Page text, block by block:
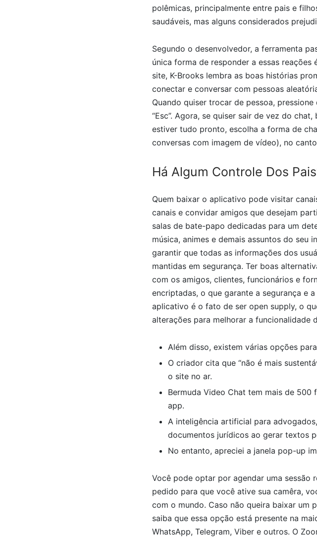
polêmicas, principalmente entre pais e
saudáveis, mas alguns considerados
Segundo o desenvolvedor, a ferramenta
única forma de responder a essas
site, K-Brooks lembra as boas histórias
conectar e conversar com pessoas
Quando quiser trocar de pessoa,
“Esc”. Agora, se quiser sair de vez do
estiver tudo pronto, escolha a forma de
conversas com imagem de vídeo), no
Há Algum Controle Dos
Quem baixar o aplicativo pode visitar
canais e convidar amigos que desejam
salas de bate-papo dedicadas para um
música, animes e demais assuntos do seu
garantir que todas as informações dos
mantidas em segurança. Ter boas
com os amigos, clientes, funcionários e
encriptadas, o que garante a segurança e
aplicativo é o fato de ser open supply, o
alterações para melhorar a funcionalidade
Além disso, existem várias opções
O criador cita que “não é mais
o site no ar.
Bermuda Video Chat tem mais de
app.
A inteligência artificial para
documentos jurídicos ao gerar textos
No entanto, apreciei a janela pop-up
Você pode optar por agendar uma sessão
pedido para que você ative sua camêra,
com o mundo. Caso não queira baixar um
saiba que essa opção está presente na
WhatsApp, Telegram, Viber e outros. O